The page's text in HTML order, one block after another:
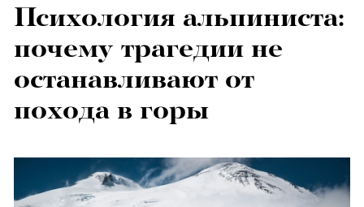
Психология альпиниста:
почему трагедии не
останавливают от
похода в горы